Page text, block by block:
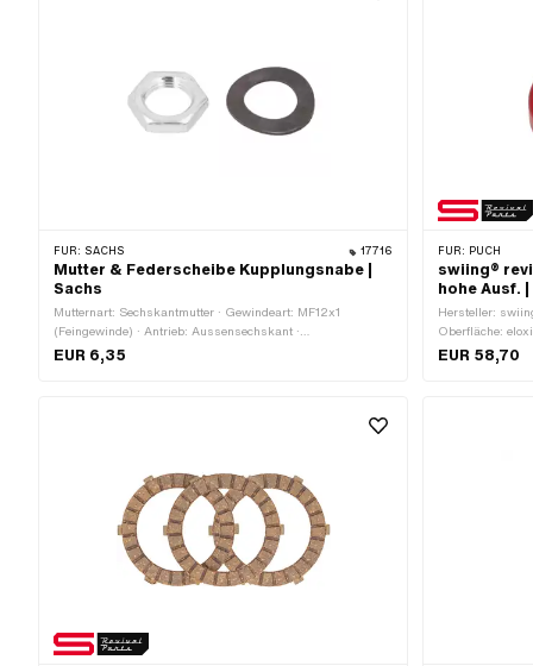
FÜR: SACHS 17716
Mutter & Federscheibe Kupplungsnabe |
Sachs
Mutternart: Sechskantmutter · Gewindeart: MF12x1
(Feingewinde) · Antrieb: Aussensechskant ·
Nenndurchmesser (Gewinde): 12 mm · Schlüsselweite: 17
EUR 6,35
FÜR: PUCH
swiing®
hohe Ausf.
Hersteller:
Oberfläche:
aussen: 62 mm
EUR 58,70